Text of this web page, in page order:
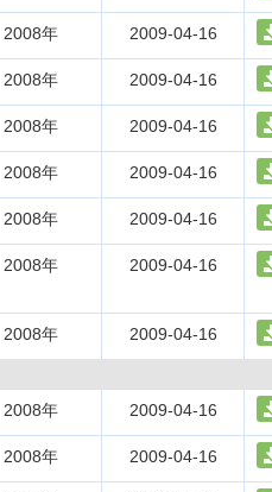
2008年 2009-04-16
2008年 2009-04-16
2008年 2009-04-16
2008年 2009-04-16
2008年 2009-04-16
2008年 2009-04-16
2008年 2009-04-16
2008年 2009-04-16
2008年 2009-04-16